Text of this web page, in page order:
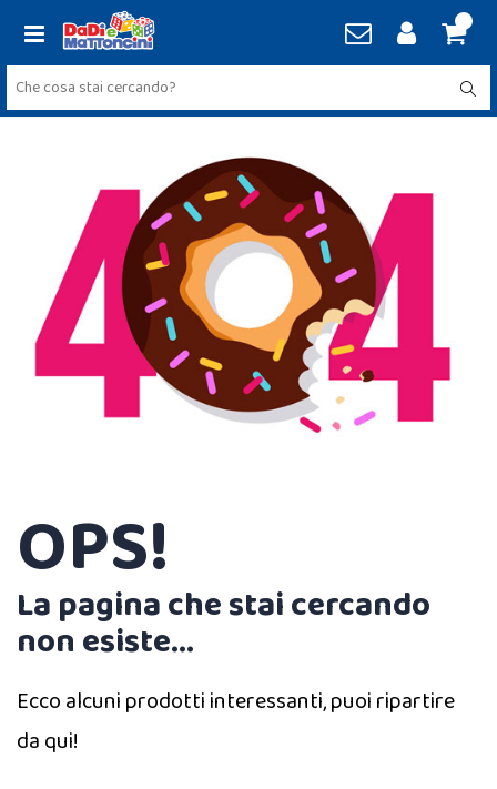
OPS!
La pagina che stai cercando
non esiste...
Ecco alcuni prodotti interessanti, puoi ripartire
da qui!